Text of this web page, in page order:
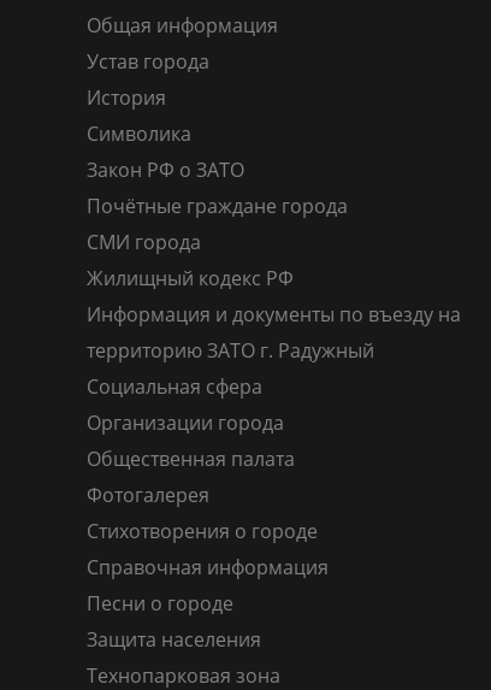
Общая информация
Устав города
История
Символика
Закон РФ о ЗАТО
Почётные граждане города
СМИ города
Жилищный кодекс РФ
Информация и документы по въезду на
территорию ЗАТО г. Радужный
Социальная сфера
Организации города
Общественная палата
Фотогалерея
Стихотворения о городе
Справочная информация
Песни о городе
Защита населения
Технопарковая зона